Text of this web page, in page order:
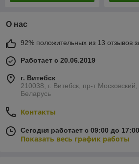
О нас
92% положительных из 13 отзывов
Работает с 20.06.2019
г. Витебск
210038, г. Витебск, пр-т
Беларусь
Контакты
Сегодня работает с 09:00 до 17:00
Показать весь график работы